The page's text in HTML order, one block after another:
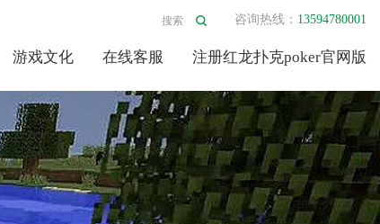
咨询热线： 13594780001
游戏文化 在线客服 注册红龙扑克poker官网版